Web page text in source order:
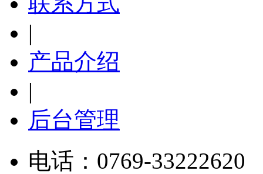
|
产品介绍
|
后台管理
电话： 0769-33222620